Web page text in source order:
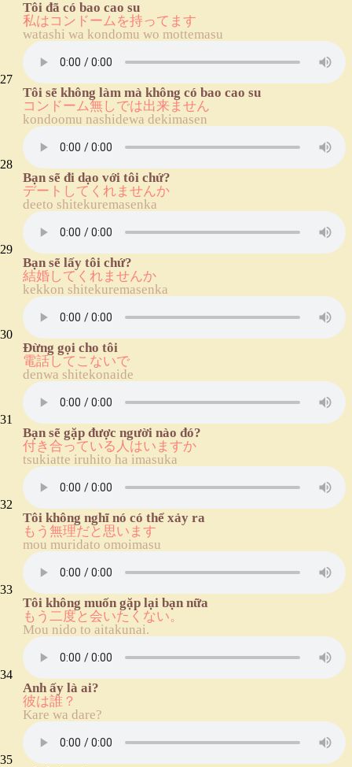
Tôi đã có bao cao su
私はコンドームを持ってます
watashi wa kondomu wo mottemasu
27
Tôi sẽ không làm mà không có bao cao su
コンドーム無しでは出来ません
kondoomu nashidewa dekimasen
28
Bạn sẽ đi dạo với tôi chứ?
デートしてくれませんか
deeto shitekuremasenka
29
Bạn sẽ lấy tôi chứ?
結婚してくれませんか
kekkon shitekuremasenka
30
Đừng gọi cho tôi
電話してこないで
denwa shitekonaide
31
Bạn sẽ gặp được người nào đó?
付き合っている人はいますか
tsukiatte iruhito ha imasuka
32
Tôi không nghĩ nó có thể xảy ra
もう無理だと思います
mou muridato omoimasu
33
Tôi không muốn gặp lại bạn nữa
もう二度と会いたくない。
Mou nido to aitakunai.
34
Anh ấy là ai?
彼は誰？
Kare wa dare?
35